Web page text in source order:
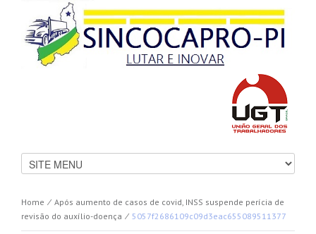
Home ⁄ Após aumento de casos de covid, INSS suspende perícia de
revisão do auxílio-doença ⁄ 5057f2686109c09d3eac655089511377